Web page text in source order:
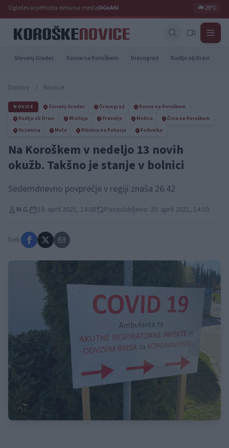
OglaševanjeProsta delovna mestaOGLASI 🌥️29°C
Slovenj Gradec Ravne na Koroškem Dravograd Radlje ob Dravi
Domov / Novice
NOVICE Slovenj Gradec Dravograd
Ravne na Koroškem
Radlje ob Dravi
Mislinja Prevalje Mežica
Črna na Koroškem
Vuzenica
Muta Ribnica na Pohorju Podvelka
Na Koroškem v nedeljo 13 novih
okužb. Takšno je stanje v bolnici
Sedemdnevno povprečje v regiji znaša 26.42
M.G. 19. april 2021, 14:08 Posodobljeno: 20. april 2021, 14:50
Deli: